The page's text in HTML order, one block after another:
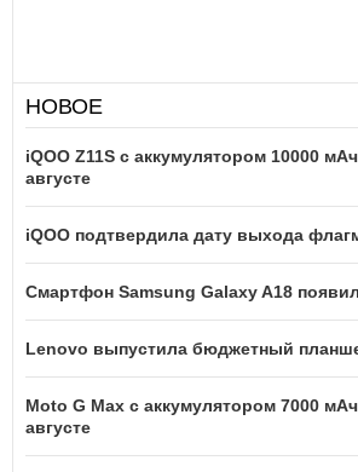
НОВОЕ
iQOO Z11S с аккумулятором 10000
августе
iQOO подтвердила дату выхода
Смартфон Samsung Galaxy A18
Lenovo выпустила бюджетный
Moto G Max с аккумулятором 7000
августе